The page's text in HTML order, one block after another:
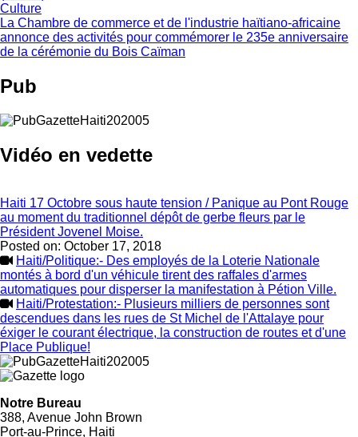
Culture
La Chambre de commerce et de l'industrie haïtiano-africaine
annonce des activités pour commémorer le 235e anniversaire
de la cérémonie du Bois Caïman
Pub
Vidéo en vedette
Haiti 17 Octobre sous haute tension / Panique au Pont Rouge
au moment du traditionnel dépôt de gerbe fleurs par le
Président Jovenel Moise.
Posted on: October 17, 2018
Haiti/Politique:- Des employés de la Loterie Nationale
montés à bord d'un véhicule tirent des raffales d'armes
automatiques pour disperser la manifestation à Pétion Ville.
Haiti/Protestation:- Plusieurs milliers de personnes sont
descendues dans les rues de St Michel de l'Attalaye pour
éxiger le courant électrique, la construction de routes et d'une
Place Publique!
Notre Bureau
388, Avenue John Brown
Port-au-Prince, Haiti